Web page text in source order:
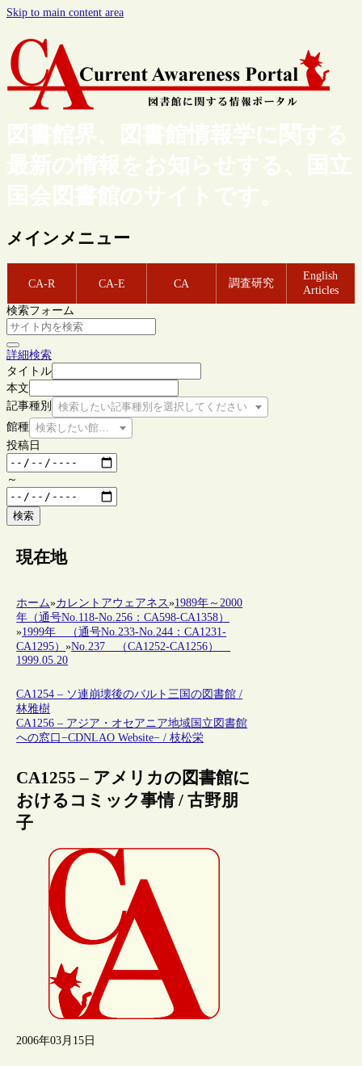
Skip to main content area
図書館界、図書館情報学に関する
最新の情報をお知らせする、国立
国会図書館のサイトです。
メインメニュー
CA-R CA-E CA 調査研究
English
Articles
検索フォーム
詳細検索
タイトル
本文
記事種別
検索したい記事種別を選択してください
館種 検索したい館種を選択してください
投稿日
～
検索
現在地
ホーム»カレントアウェアネス»1989年～2000
年（通号No.118-No.256：CA598-CA1358）
»1999年 （通号No.233-No.244：CA1231-
CA1295）»No.237 （CA1252-CA1256）
1999.05.20
CA1254 – ソ連崩壊後のバルト三国の図書館 /
林雅樹
CA1256 – アジア・オセアニア地域国立図書館
への窓口−CDNLAO Website− / 枝松栄
CA1255 – アメリカの図書館に
おけるコミック事情 / 古野朋
子
2006年03月15日